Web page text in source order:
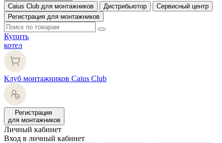
Caius Club для монтажников
Дистрибьютор
Сервисный центр
Регистрация для монтажников
Купить
котел
Клуб монтажников Caius Club
Регистрация
для монтажников
Личный кабинет
Вход в личный кабинет